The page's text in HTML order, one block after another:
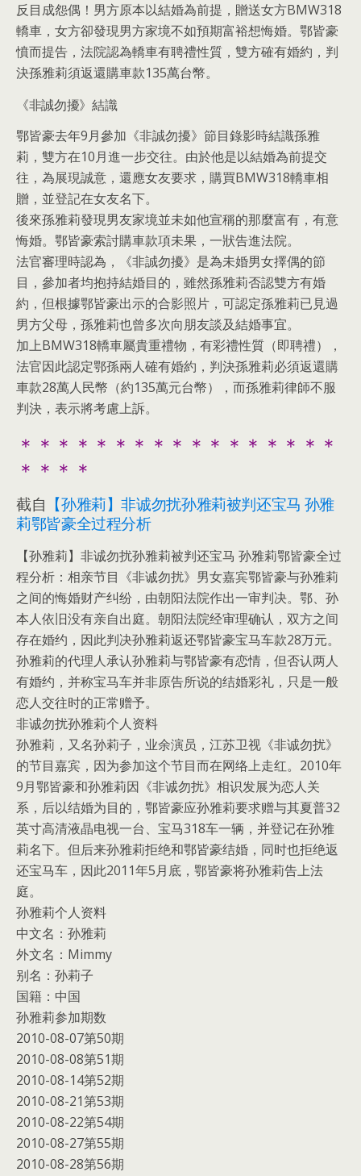
反目成怨偶！男方原本以結婚為前提，贈送女方BMW318
轎車，女方卻發現男方家境不如預期富裕想悔婚。鄂皆豪
憤而提告，法院認為轎車有聘禮性質，雙方確有婚約，判
決孫雅莉須返還購車款135萬台幣。
《非誠勿擾》結識
鄂皆豪去年9月參加《非誠勿擾》節目錄影時結識孫雅
莉，雙方在10月進一步交往。由於他是以結婚為前提交
往，為展現誠意，還應女友要求，購買BMW318轎車相
贈，並登記在女友名下。
後來孫雅莉發現男友家境並未如他宣稱的那麼富有，有意
悔婚。鄂皆豪索討購車款項未果，一狀告進法院。
法官審理時認為，《非誠勿擾》是為未婚男女擇偶的節
目，參加者均抱持結婚目的，雖然孫雅莉否認雙方有婚
約，但根據鄂皆豪出示的合影照片，可認定孫雅莉已見過
男方父母，孫雅莉也曾多次向朋友談及結婚事宜。
加上BMW318轎車屬貴重禮物，有彩禮性質（即聘禮），
法官因此認定鄂孫兩人確有婚約，判決孫雅莉必須返還購
車款28萬人民幣（約135萬元台幣），而孫雅莉律師不服
判決，表示將考慮上訴。
＊＊＊＊＊＊＊＊＊＊＊＊＊＊＊＊＊
＊＊＊＊
截自 【孙雅莉】非诚勿扰孙雅莉被判还宝马 孙雅
莉鄂皆豪全过程分析
【孙雅莉】非诚勿扰孙雅莉被判还宝马 孙雅莉鄂皆豪全过
程分析：相亲节目《非诚勿扰》男女嘉宾鄂皆豪与孙雅莉
之间的悔婚财产纠纷，由朝阳法院作出一审判决。鄂、孙
本人依旧没有亲自出庭。朝阳法院经审理确认，双方之间
存在婚约，因此判决孙雅莉返还鄂皆豪宝马车款28万元。
孙雅莉的代理人承认孙雅莉与鄂皆豪有恋情，但否认两人
有婚约，并称宝马车并非原告所说的结婚彩礼，只是一般
恋人交往时的正常赠予。
非诚勿扰孙雅莉个人资料
孙雅莉，又名孙莉子，业余演员，江苏卫视《非诚勿扰》
的节目嘉宾，因为参加这个节目而在网络上走红。2010年
9月鄂皆豪和孙雅莉因《非诚勿扰》相识发展为恋人关
系，后以结婚为目的，鄂皆豪应孙雅莉要求赠与其夏普32
英寸高清液晶电视一台、宝马318车一辆，并登记在孙雅
莉名下。但后来孙雅莉拒绝和鄂皆豪结婚，同时也拒绝返
还宝马车，因此2011年5月底，鄂皆豪将孙雅莉告上法
庭。
孙雅莉个人资料
中文名：孙雅莉
外文名：Mimmy
别名：孙莉子
国籍：中国
孙雅莉参加期数
2010-08-07第50期
2010-08-08第51期
2010-08-14第52期
2010-08-21第53期
2010-08-22第54期
2010-08-27第55期
2010-08-28第56期